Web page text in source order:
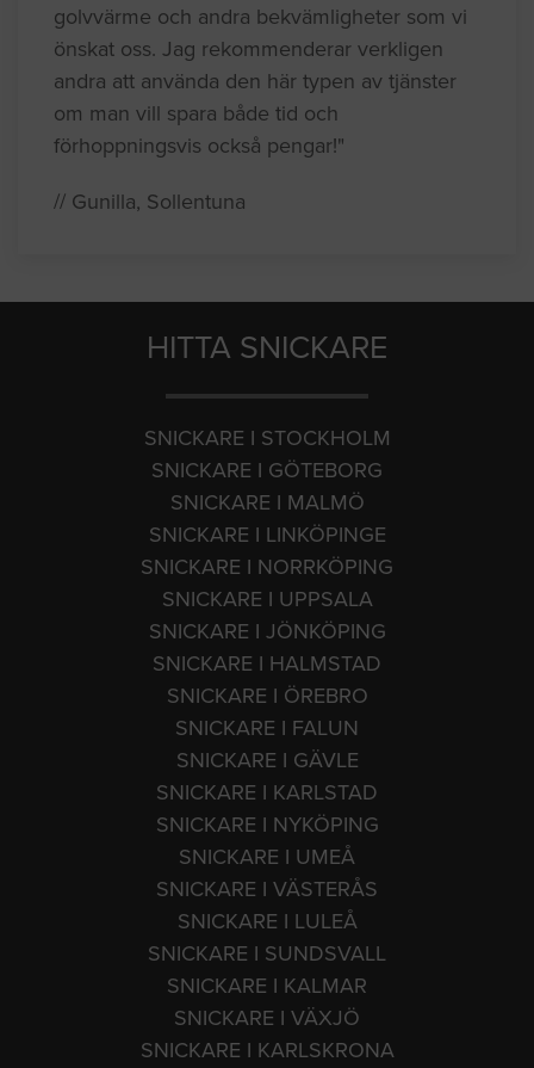
golvvärme och andra bekvämligheter som vi
önskat oss. Jag rekommenderar verkligen
andra att använda den här typen av tjänster
om man vill spara både tid och
förhoppningsvis också pengar!"
// Gunilla, Sollentuna
HITTA SNICKARE
SNICKARE I STOCKHOLM
SNICKARE I GÖTEBORG
SNICKARE I MALMÖ
SNICKARE I LINKÖPINGE
SNICKARE I NORRKÖPING
SNICKARE I UPPSALA
SNICKARE I JÖNKÖPING
SNICKARE I HALMSTAD
SNICKARE I ÖREBRO
SNICKARE I FALUN
SNICKARE I GÄVLE
SNICKARE I KARLSTAD
SNICKARE I NYKÖPING
SNICKARE I UMEÅ
SNICKARE I VÄSTERÅS
SNICKARE I LULEÅ
SNICKARE I SUNDSVALL
SNICKARE I KALMAR
SNICKARE I VÄXJÖ
SNICKARE I KARLSKRONA